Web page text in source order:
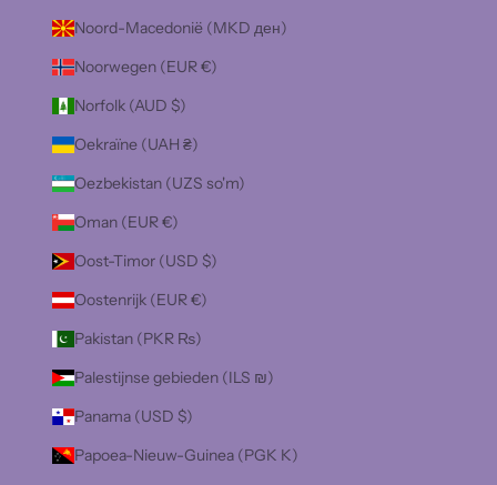
Noord-Macedonië (MKD ден)
Noorwegen (EUR €)
Norfolk (AUD $)
Oekraïne (UAH ₴)
Oezbekistan (UZS so'm)
Oman (EUR €)
Oost-Timor (USD $)
Oostenrijk (EUR €)
Pakistan (PKR ₨)
Palestijnse gebieden (ILS ₪)
Panama (USD $)
Papoea-Nieuw-Guinea (PGK K)